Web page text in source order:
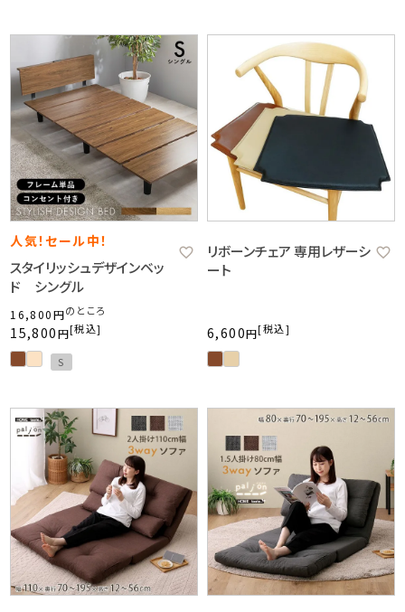
人気！セール中！
スタイリッシュデザインベッ
ド シングル
16,800 のところ
15,800 税込
S
リボーンチェア 専用レザーシ
ート
6,600 税込